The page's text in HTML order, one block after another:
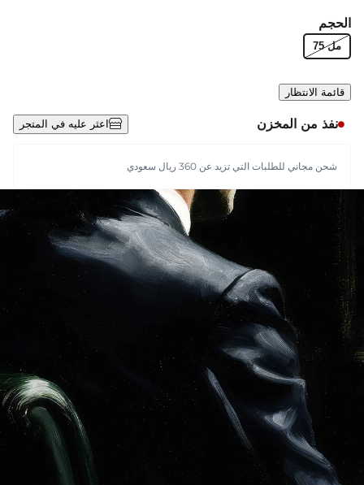
الحجم
مل 75
قائمة الانتظار
نفذ من المخزن اعثر عليه في المتجر
شحن مجاني للطلبات التي تزيد عن 360 ريال سعودي